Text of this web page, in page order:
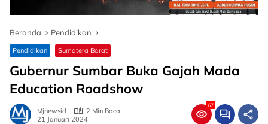
Beranda Pendidikan
Pendidikan Sumatera Barat
Gubernur Sumbar Buka Gajah Mada
Education Roadshow
Mjnewsid
2 Min Baca
21 Januari 2024
67